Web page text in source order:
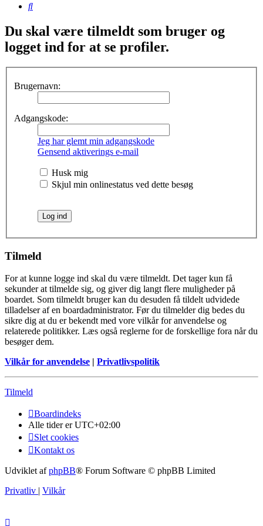
Søg
Du skal være tilmeldt som bruger og
logget ind for at se profiler.
Brugernavn:
Adgangskode:
Jeg har glemt min adgangskode
Gensend aktiverings e-mail
Husk mig
Skjul min onlinestatus ved dette besøg
Tilmeld
For at kunne logge ind skal du være tilmeldt. Det tager kun få
sekunder at tilmelde sig, og giver dig langt flere muligheder på
boardet. Som tilmeldt bruger kan du desuden få tildelt udvidede
tilladelser af en boardadministrator. Før du tilmelder dig bedes du
sikre dig at du er bekendt med vore vilkår for anvendelse og
relaterede politikker. Læs også reglerne for de forskellige fora når du
besøger dem.
Vilkår for anvendelse | Privatlivspolitik
Tilmeld
Boardindeks
Alle tider erUTC+02:00
Slet cookies
Kontakt os
Udviklet afphpBB® Forum Software © phpBB Limited
Privatliv | Vilkår